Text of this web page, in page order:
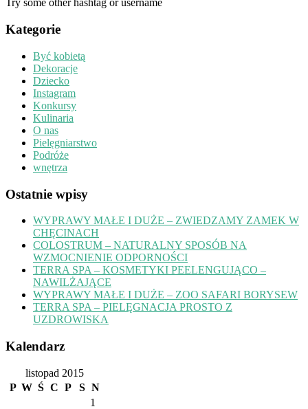
Try some other hashtag or username
Kategorie
Być kobietą
Dekoracje
Dziecko
Instagram
Konkursy
Kulinaria
O nas
Pielęgniarstwo
Podróże
wnętrza
Ostatnie wpisy
WYPRAWY MAŁE I DUŻE – ZWIEDZAMY ZAMEK W
CHĘCINACH
COLOSTRUM – NATURALNY SPOSÓB NA
WZMOCNIENIE ODPORNOŚCI
TERRA SPA – KOSMETYKI PEELENGUJĄCO –
NAWILŻAJĄCE
WYPRAWY MAŁE I DUŻE – ZOO SAFARI BORYSEW
TERRA SPA – PIELĘGNACJA PROSTO Z
UZDROWISKA
Kalendarz
listopad 2015
P W Ś C P S N
1